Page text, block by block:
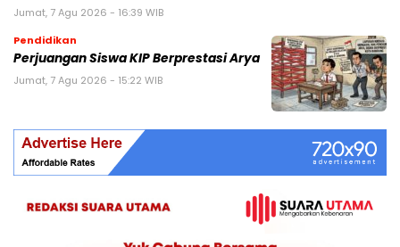
Jumat, 7 Agu 2026 - 16:39 WIB
Pendidikan
Perjuangan Siswa KIP Berprestasi Arya
Jumat, 7 Agu 2026 - 15:22 WIB